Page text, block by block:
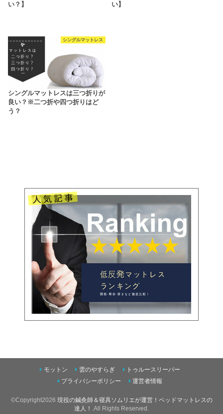
い？】
い】
シングルマットレス
シングルマットレスは三つ折りが
良い？※二つ折や四つ折りはど
う？
モットン 雲のやすらぎ
トゥルースリーパー
プライバシーポリシー
運営者情報
©Copyright2026 現役の鍼灸師＆寝具ソムリエが運営！ベッドマットレスの
達人！
.All Rights Reserved.